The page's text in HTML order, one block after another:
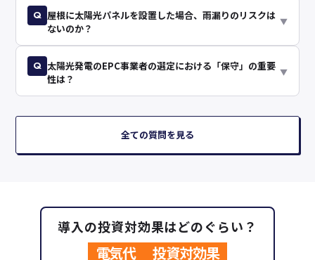
Q 屋根に太陽光パネルを設置した場合、雨漏りのリスクは
ないのか？
▼
Q 太陽光発電のEPC事業者の選定における「保守」の重要
性は？
▼
全ての質問を見る
導入の投資対効果はどのぐらい？
電気代 投資対効果